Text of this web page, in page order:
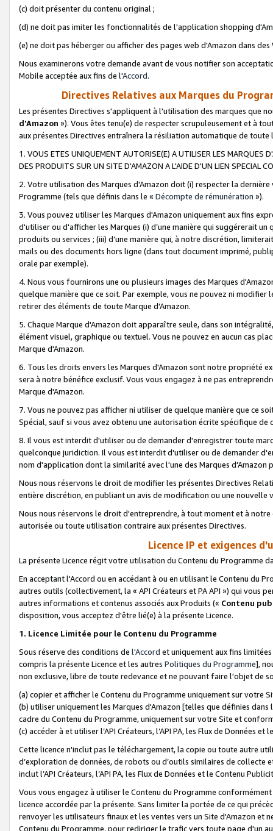
(c) doit présenter du contenu original ;
(d) ne doit pas imiter les fonctionnalités de l'application shopping
(e) ne doit pas héberger ou afficher des pages web d'Amazon dans
Nous examinerons votre demande avant de vous notifier son
Mobile acceptée aux fins de l'Accord.
Directives Relatives aux Marques du
Les présentes Directives s'appliquent à l'utilisation des marques que
d'Amazon »). Vous êtes tenu(e) de respecter scrupuleusement et à
aux présentes Directives entraînera la résiliation automatique de
1. VOUS ETES UNIQUEMENT AUTORISE(E) A UTILISER LES MARQUES
DES PRODUITS SUR UN SITE D'AMAZON A L'AIDE D'UN LIEN SPECIAL
2. Votre utilisation des Marques d'Amazon doit (i) respecter la
Programme (tels que définis dans le « Décompte de rémunération »).
3. Vous pouvez utiliser les Marques d'Amazon uniquement aux fins
d'utiliser ou d'afficher les Marques (i) d’une manière qui suggérerait
produits ou services ; (iii) d’une manière qui, à notre discrétion,
mails ou des documents hors ligne (dans tout document imprimé,
orale par exemple).
4. Nous vous fournirons une ou plusieurs images des Marques
quelque manière que ce soit. Par exemple, vous ne pouvez ni
retirer des éléments de toute Marque d'Amazon.
5. Chaque Marque d'Amazon doit apparaître seule, dans son
élément visuel, graphique ou textuel. Vous ne pouvez en aucun cas
Marque d'Amazon.
6. Tous les droits envers les Marques d'Amazon sont notre propriété
sera à notre bénéfice exclusif. Vous vous engagez à ne pas
Marque d'Amazon.
7. Vous ne pouvez pas afficher ni utiliser de quelque manière que ce
Spécial, sauf si vous avez obtenu une autorisation écrite spécifique de
8. Il vous est interdit d'utiliser ou de demander d'enregistrer toute
quelconque juridiction. Il vous est interdit d'utiliser ou de demander
nom d'application dont la similarité avec l'une des Marques
Nous nous réservons le droit de modifier les présentes Directives
entière discrétion, en publiant un avis de modification ou une nouvelle
Nous nous réservons le droit d'entreprendre, à tout moment et à
autorisée ou toute utilisation contraire aux présentes Directives.
Licence IP et exigences
La présente Licence régit votre utilisation du Contenu du Programme
En acceptant l'Accord ou en accédant à ou en utilisant le Contenu du
autres outils (collectivement, la « API Créateurs et PA API ») qui vous
autres informations et contenus associés aux Produits (« Contenu
disposition, vous acceptez d'être lié(e) à la présente Licence.
1. Licence Limitée pour le Contenu du Programme
Sous réserve des conditions de l'Accord et uniquement aux fins
compris la présente Licence et les autres Politiques du Programme],
non exclusive, libre de toute redevance et ne pouvant faire l'objet de
(a) copier et afficher le Contenu du Programme uniquement sur votre
(b) utiliser uniquement les Marques d'Amazon [telles que définies dans
cadre du Contenu du Programme, uniquement sur votre Site et
(c) accéder à et utiliser l’API Créateurs, l’API PA, les Flux de Données
Cette licence n'inclut pas le téléchargement, la copie ou toute autre
d’exploration de données, de robots ou d’outils similaires de
inclut l’API Créateurs, l’API PA, les Flux de Données et le Contenu
Vous vous engagez à utiliser le Contenu du Programme
licence accordée par la présente. Sans limiter la portée de ce qui
renvoyer les utilisateurs finaux et les ventes vers un Site d'Amazon et
Contenu du Programme, pour rediriger le trafic vers toute page d'un